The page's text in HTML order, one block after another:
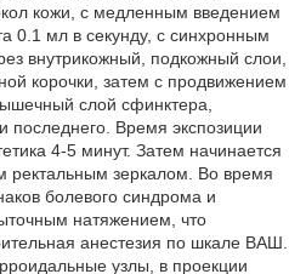
кожи, с медленным введением
0.1 мл в секунду, с синхронным
внутрикожный, подкожный слои,
корочки, затем с продвижением
слой сфинктера,
последнего. Время экспозиции
4-5 минут. Затем начинается
ректальным зеркалом. Во время
болевого синдрома и
натяжением, что
анестезия по шкале ВАШ.
узлы, в проекции